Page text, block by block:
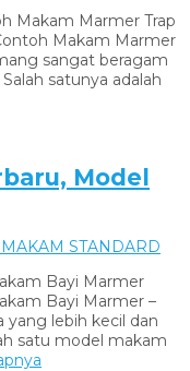
Makam Marmer Trap
Makam Marmer
sangat beragam
satunya adalah
Model
STANDARD
Bayi Marmer
Bayi Marmer –
yang lebih kecil dan
satu model makam